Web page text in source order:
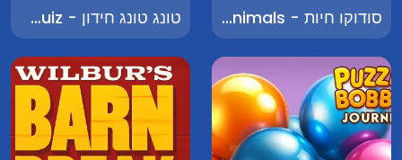
סודוקו חיות - Sudoku Animals טונג טונג חידון - Tung Tung Quiz